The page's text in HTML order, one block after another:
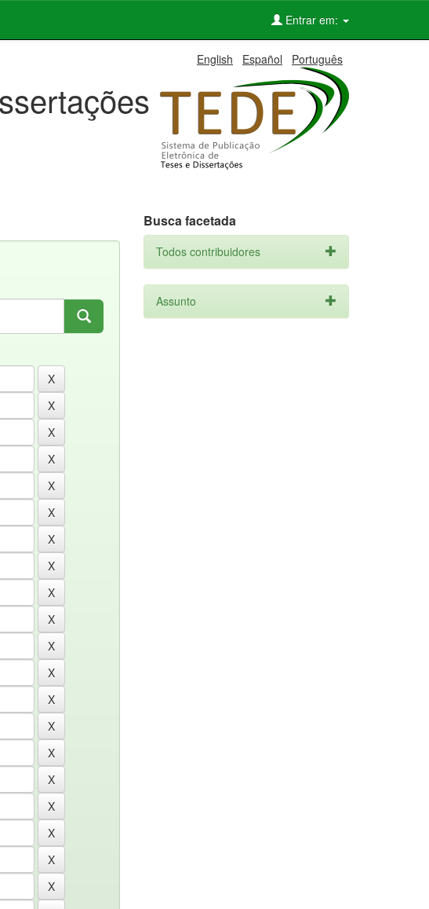
Entrar em:
English Español Português
Busca facetada
Todos contribuidores
Assunto